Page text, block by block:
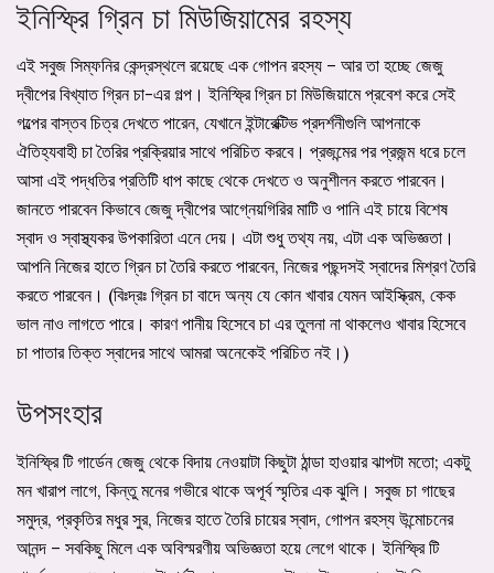
ইনিস্ফ্রি গ্রিন চা মিউজিয়ামের রহস্য
এই সবুজ সিম্ফনির কেন্দ্রস্থলে রয়েছে এক গোপন রহস্য – আর তা হচ্ছে জেজু
দ্বীপের বিখ্যাত গ্রিন চা-এর গল্প। ইনিস্ফ্রি গ্রিন চা মিউজিয়ামে প্রবেশ করে সেই
গল্পের বাস্তব চিত্র দেখতে পারেন, যেখানে ইন্টারেক্টিভ প্রদর্শনীগুলি আপনাকে
ঐতিহ্যবাহী চা তৈরির প্রক্রিয়ার সাথে পরিচিত করবে। প্রজন্মের পর প্রজন্ম ধরে চলে
আসা এই পদ্ধতির প্রতিটি ধাপ কাছে থেকে দেখতে ও অনুশীলন করতে পারবেন।
জানতে পারবেন কিভাবে জেজু দ্বীপের আগ্নেয়গিরির মাটি ও পানি এই চায়ে বিশেষ
স্বাদ ও স্বাস্থ্যকর উপকারিতা এনে দেয়। এটা শুধু তথ্য নয়, এটা এক অভিজ্ঞতা।
আপনি নিজের হাতে গ্রিন চা তৈরি করতে পারবেন, নিজের পছন্দসই স্বাদের মিশ্রণ তৈরি
করতে পারবেন। (বিঃদ্রঃ গ্রিন চা বাদে অন্য যে কোন খাবার যেমন আইস্ক্রিম, কেক
ভাল নাও লাগতে পারে। কারণ পানীয় হিসেবে চা এর তুলনা না থাকলেও খাবার হিসেবে
চা পাতার তিক্ত স্বাদের সাথে আমরা অনেকেই পরিচিত নই।)
উপসংহার
ইনিস্ফ্রি টি গার্ডেন জেজু থেকে বিদায় নেওয়াটা কিছুটা ঠান্ডা হাওয়ার ঝাপটা মতো; একটু
মন খারাপ লাগে, কিন্তু মনের গভীরে থাকে অপূর্ব স্মৃতির এক ঝুলি। সবুজ চা গাছের
সমুদ্র, প্রকৃতির মধুর সুর, নিজের হাতে তৈরি চায়ের স্বাদ, গোপন রহস্য উন্মোচনের
আনন্দ – সবকিছু মিলে এক অবিস্মরণীয় অভিজ্ঞতা হয়ে লেগে থাকে। ইনিস্ফ্রি টি